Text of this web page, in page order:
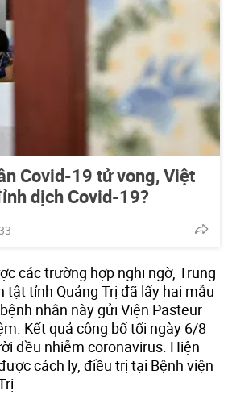
Covid-19 tử vong, Việt
dịch Covid-19?
các trường hợp nghi ngờ, Trung
tật tỉnh Quảng Trị đã lấy hai mẫu
nhân này gửi Viện Pasteur
Kết quả công bố tối ngày 6/8
đều nhiễm coronavirus. Hiện
cách ly, điều trị tại Bệnh viện